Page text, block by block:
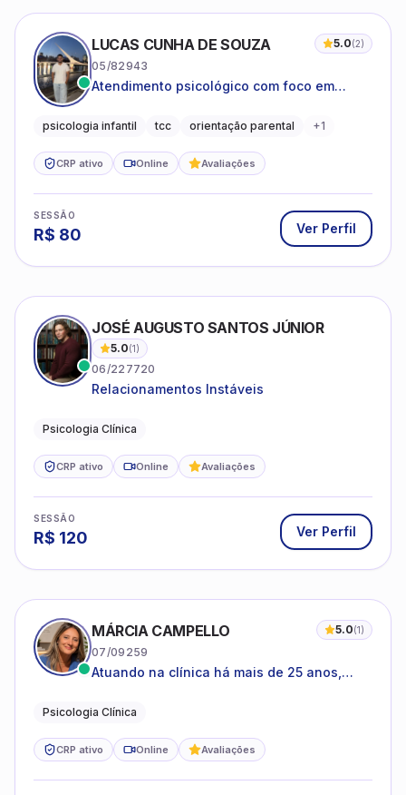
LUCAS CUNHA DE SOUZA 5.0(2)
05/82943
Atendimento psicológico com foco em
promovendo equilíbrio emocional e
psicologia infantil tcc orientação parental +1
CRP ativo Online Avaliações
SESSÃO
R$ 80 Ver Perfil
JOSÉ AUGUSTO SANTOS JÚNIOR
5.0(1)
06/227720
Relacionamentos Instáveis
Psicologia Clínica
CRP ativo Online Avaliações
SESSÃO
R$ 120 Ver Perfil
MÁRCIA CAMPELLO 5.0(1)
07/09259
Atuando na clínica há mais de 25 anos,
estruturas, com experiência em
Psicologia Clínica
CRP ativo Online Avaliações